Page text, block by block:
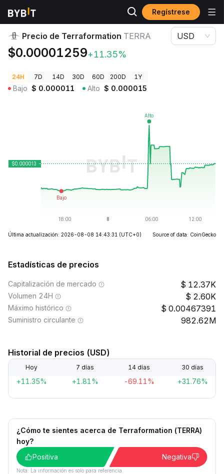
Regístrese
Precios de Criptomonedas Precio de Terraformation TERRA
Precio de Terraformation TERRA
$0.00001259+11.35%
USD
24H 7D 14D 30D 60D 200D 1Y
Bajo $ 0.000011 Alto $ 0.000015
Última actualización: 2026-08-08 14:43:31 (UTC+0) Source of data: CoinGecko
Estadísticas de precios
Capitalización de mercado 12.37K
Volumen 24H 2.60K
Máximo histórico 0.00467391
Suministro circulante 982.62M
Historial de precios (USD)
Hoy 7 días 14 días 30 días
+11.35% +1.81% -69.11% +31.76%
¿Cómo te sientes acerca de Terraformation (TERRA)
hoy?
Positiva
Negativa
Nota: La información es solo para referencia.